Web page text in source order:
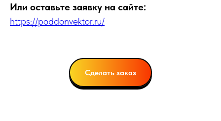
Или оставьте заявку на сайте:
https://poddonvektor.ru/
Сделать заказ